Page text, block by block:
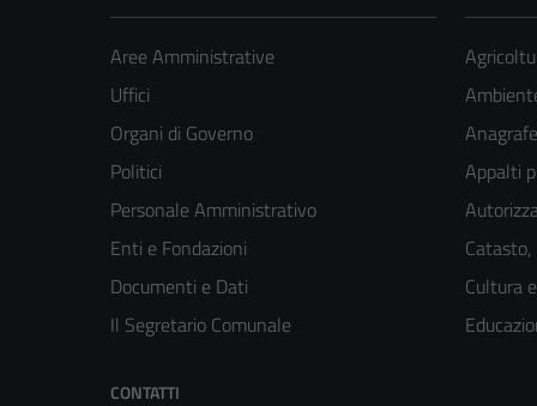
Aree Amministrative
Uffici
Organi di Governo
Politici
Personale Amministrativo
Enti e Fondazioni
Documenti e Dati
Il Segretario Comunale
Appalti
Catasto,
Cultura
CONTATTI